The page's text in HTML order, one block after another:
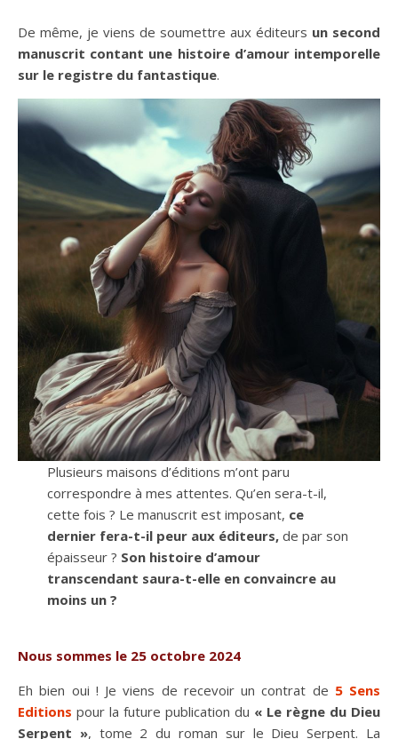
De même, je viens de soumettre aux éditeurs un second
manuscrit contant une histoire d’amour intemporelle
sur le registre du fantastique.
Plusieurs maisons d’éditions m’ont paru
correspondre à mes attentes. Qu’en sera-t-il,
cette fois ? Le manuscrit est imposant, ce
dernier fera-t-il peur aux éditeurs, de par son
épaisseur ? Son histoire d’amour
transcendant saura-t-elle en convaincre au
moins un ?
Nous sommes le 25 octobre 2024
Eh bien oui ! Je viens de recevoir un contrat de 5 Sens
Editions pour la future publication du « Le règne du Dieu
Serpent », tome 2 du roman sur le Dieu Serpent. La